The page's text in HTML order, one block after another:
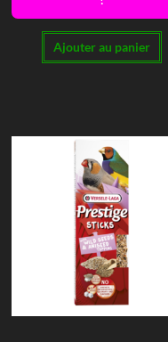
Ajouter au panier